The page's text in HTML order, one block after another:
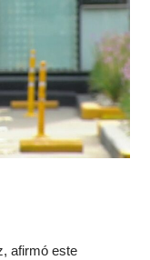
afirmó este